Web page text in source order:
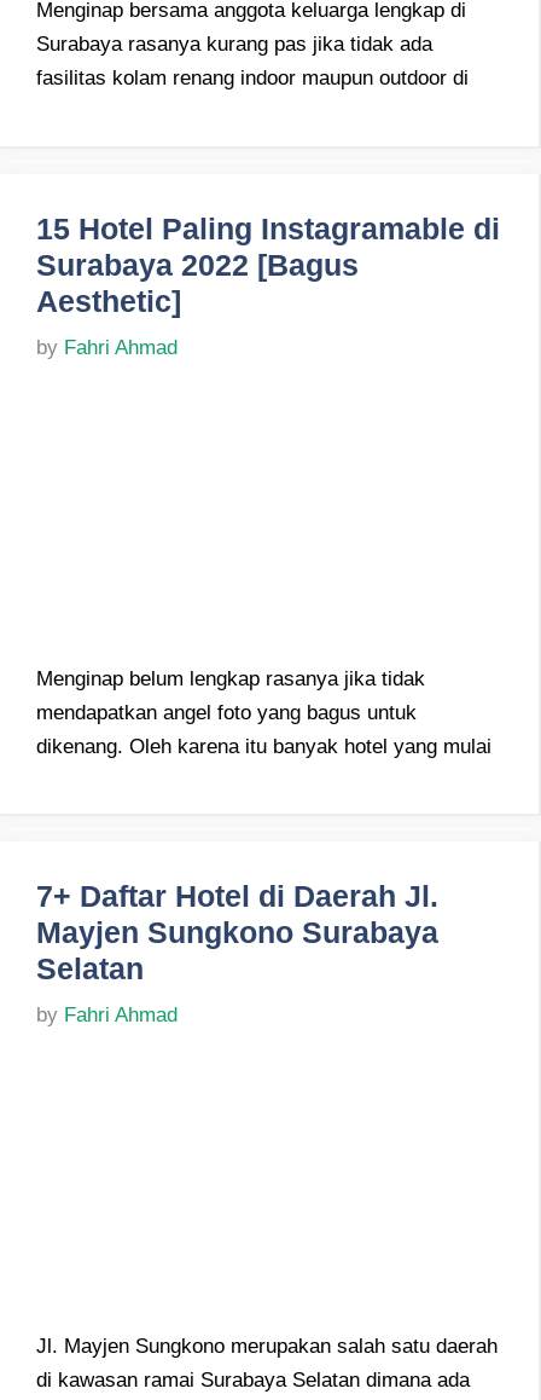
Menginap bersama anggota keluarga lengkap di
Surabaya rasanya kurang pas jika tidak ada
fasilitas kolam renang indoor maupun outdoor di
15 Hotel Paling Instagramable di
Surabaya 2022 [Bagus
Aesthetic]
by Fahri Ahmad
Menginap belum lengkap rasanya jika tidak
mendapatkan angel foto yang bagus untuk
dikenang. Oleh karena itu banyak hotel yang mulai
7+ Daftar Hotel di Daerah Jl.
Mayjen Sungkono Surabaya
Selatan
by Fahri Ahmad
Jl. Mayjen Sungkono merupakan salah satu daerah
di kawasan ramai Surabaya Selatan dimana ada